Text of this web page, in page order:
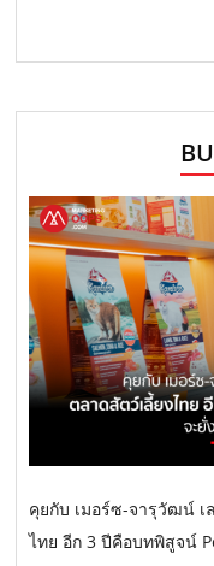
คุยกับ เมอร์ซ-จารุวัฒน์ เ
ไทย อีก 3 ปีคือบทพิสูจน์